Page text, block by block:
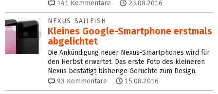
141 Kommentare 23.08.2016
NEXUS SAILFISH
Kleines Google-Smartphone erstmals
abgelichtet
Die Ankündigung neuer Nexus-Smartphones wird für
den Herbst erwartet. Das erste Foto des kleineren
Nexus bestätigt bisherige Gerüchte zum Design.
93 Kommentare 15.08.2016